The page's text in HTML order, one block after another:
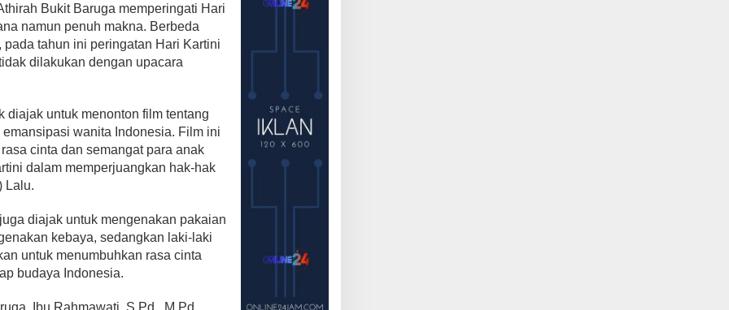
Bukit Baruga memperingati Hari
namun penuh makna. Berbeda
tahun ini peringatan Hari Kartini
dilakukan dengan upacara
diajak untuk menonton film tentang
wanita Indonesia. Film ini
cinta dan semangat para anak
dalam memperjuangkan hak-hak
Lalu.
diajak untuk mengenakan pakaian
kebaya, sedangkan laki-laki
untuk menumbuhkan rasa cinta
budaya Indonesia.
Ibu Rahmawati, S.Pd., M.Pd.,